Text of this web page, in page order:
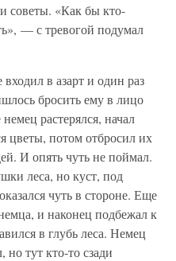
советы. «Как бы кто-
— с тревогой подумал
в азарт и один раз
бросить ему в лицо
растерялся, начал
цветы, потом отбросил их
И опять чуть не поймал.
леса, но куст, под
чуть в стороне. Еще
и наконец подбежал к
в глубь леса. Немец
но тут кто-то сзади